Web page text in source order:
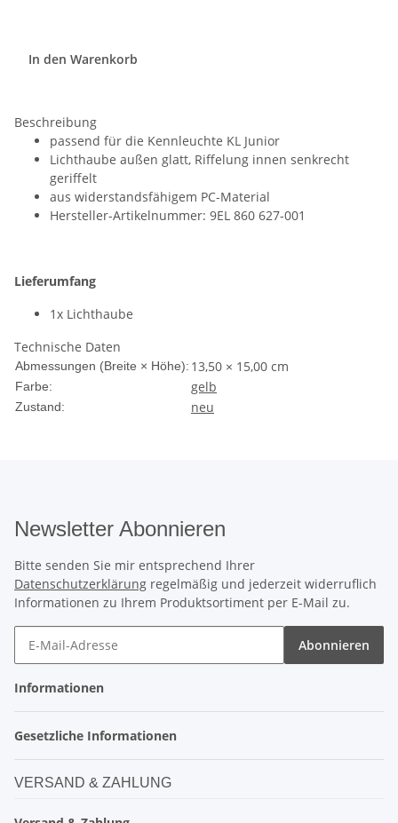
In den Warenkorb
Beschreibung
passend für die Kennleuchte KL Junior
Lichthaube außen glatt, Riffelung innen senkrecht
geriffelt
aus widerstandsfähigem PC-Material
Hersteller-Artikelnummer: 9EL 860 627-001
Lieferumfang
1x Lichthaube
Technische Daten
Abmessungen (Breite × Höhe): 13,50 × 15,00 cm
Farbe: gelb
Zustand: neu
Newsletter Abonnieren
Bitte senden Sie mir entsprechend Ihrer
Datenschutzerklärung regelmäßig und jederzeit widerruflich
Informationen zu Ihrem Produktsortiment per E-Mail zu.
Abonnieren
Informationen
Gesetzliche Informationen
VERSAND & ZAHLUNG